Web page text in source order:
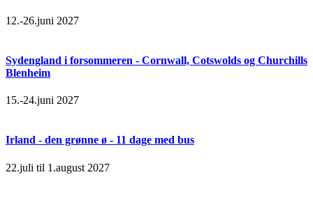
12.-26.juni 2027
Sydengland i forsommeren - Cornwall, Cotswolds og Churchills
Blenheim
15.-24.juni 2027
Irland - den grønne ø - 11 dage med bus
22.juli til 1.august 2027